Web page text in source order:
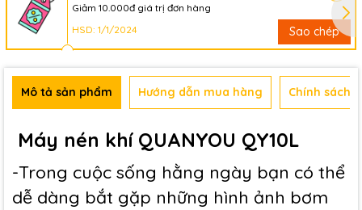
Giảm 10.000đ giá trị đơn hàng
HSD: 1/1/2024
Sao chép
Mô tả sản phẩm Hướng dẫn mua hàng Chính sách
Máy nén khí QUANYOU QY10L
-Trong cuộc sống hằng ngày bạn có thể
dễ dàng bắt gặp những hình ảnh bơm